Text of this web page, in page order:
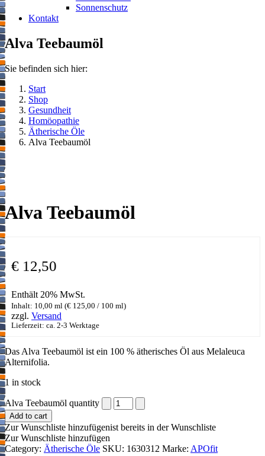
Sonnenschutz
Kontakt
Alva Teebaumöl
Sie befinden sich hier:
Start
Shop
Gesundheit
Homöopathie
Ätherische Öle
Alva Teebaumöl
Alva Teebaumöl
€ 12,50
Enthält 20% MwSt.
Inhalt: 10,00 ml (€ 125,00 / 100 ml)
zzgl. Versand
Lieferzeit: ca. 2-3 Werktage
Das Alva Teebaumöl ist ein 100 % ätherisches Öl aus Melaleuca
Alternifolia.
1 in stock
Alva Teebaumöl quantity
Add to cart
Zur Wunschliste hinzufügenist bereits in der Wunschliste
Zur Wunschliste hinzufügen
Category: Ätherische Öle SKU: 1630312 Marke: APOfit